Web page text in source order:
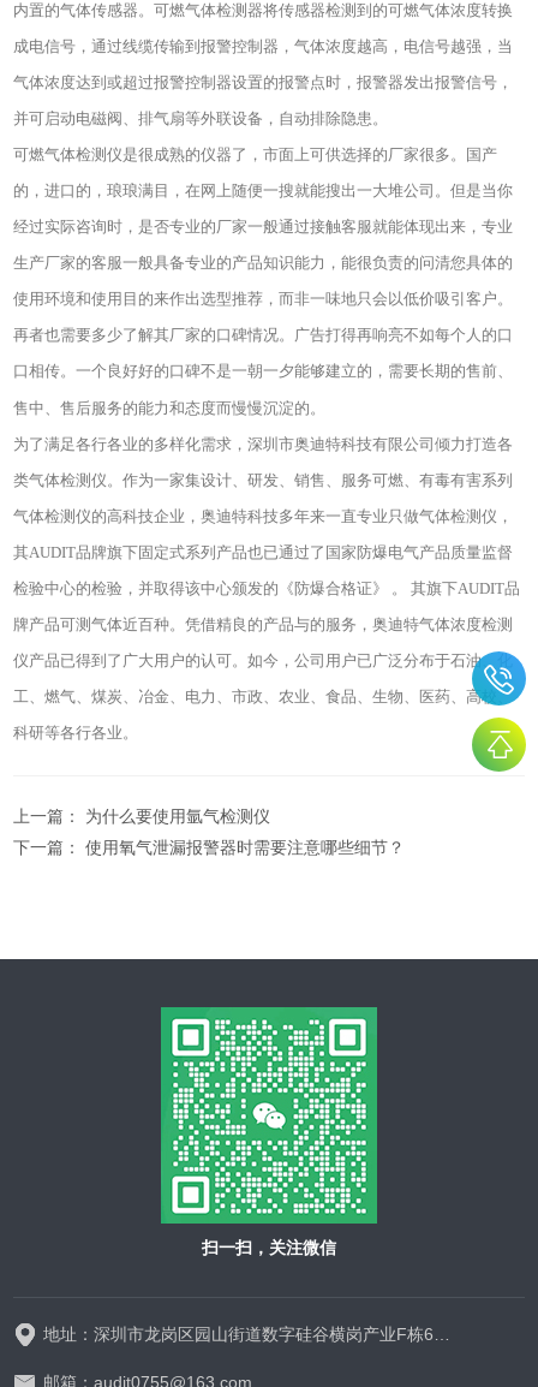
内置的气体传感器。可燃气体检测器将传感器检测到的可燃气体浓度转换
成电信号，通过线缆传输到报警控制器，气体浓度越高，电信号越强，当
气体浓度达到或超过报警控制器设置的报警点时，报警器发出报警信号，
并可启动电磁阀、排气扇等外联设备，自动排除隐患。
可燃气体检测仪是很成熟的仪器了，市面上可供选择的厂家很多。国产
的，进口的，琅琅满目，在网上随便一搜就能搜出一大堆公司。但是当你
经过实际咨询时，是否专业的厂家一般通过接触客服就能体现出来，专业
生产厂家的客服一般具备专业的产品知识能力，能很负责的问清您具体的
使用环境和使用目的来作出选型推荐，而非一味地只会以低价吸引客户。
再者也需要多少了解其厂家的口碑情况。广告打得再响亮不如每个人的口
口相传。一个良好好的口碑不是一朝一夕能够建立的，需要长期的售前、
售中、售后服务的能力和态度而慢慢沉淀的。
为了满足各行各业的多样化需求，深圳市奥迪特科技有限公司倾力打造各
类气体检测仪。作为一家集设计、研发、销售、服务可燃、有毒有害系列
气体检测仪的高科技企业，奥迪特科技多年来一直专业只做气体检测仪，
其AUDIT品牌旗下固定式系列产品也已通过了国家防爆电气产品质量监督
检验中心的检验，并取得该中心颁发的《防爆合格证》 。 其旗下AUDIT品
牌产品可测气体近百种。凭借精良的产品与的服务，奥迪特气体浓度检测
仪产品已得到了广大用户的认可。如今，公司用户已广泛分布于石油、化
工、燃气、煤炭、冶金、电力、市政、农业、食品、生物、医药、高校、
科研等各行各业。
上一篇： 为什么要使用氩气检测仪
下一篇：使用氧气泄漏报警器时需要注意哪些细节？
扫一扫，关注微信
地址：深圳市龙岗区园山街道数字硅谷横岗产业F栋628-629
邮箱：audit0755@163.com